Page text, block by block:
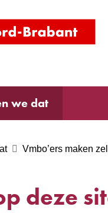
we dat
Vmbo’ers maken
deze